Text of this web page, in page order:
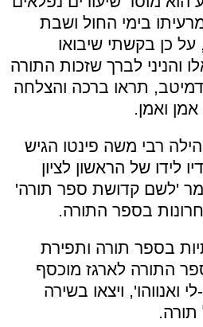
בימי החול ושבת
כן בקשתי שיבואו
והניני לברך שזכות התורה
תראו ברכה והצלחה
ואמן.
רבי משה פינטו הגיש
לידו של הראשון לציון
'לשם קדושת ספר תורה'
בספר התורה.
בספר תורה ותפירת
התורה לארגז מוכסף
ואנווהו', ויצאו בשירה
תורה.